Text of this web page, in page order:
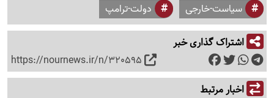
سیاست-خارجی
دولت-ترامپ
اشتراک گذاری خبر
https://nournews.ir/n/320595
اخبار مرتبط